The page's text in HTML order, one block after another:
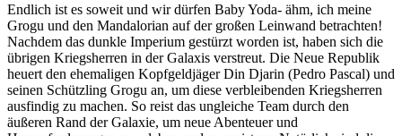
Endlich ist es soweit und wir dürfen Baby Yoda- ähm, ich meine
Grogu und den Mandalorian auf der großen Leinwand betrachten!
Nachdem das dunkle Imperium gestürzt worden ist, haben sich die
übrigen Kriegsherren in der Galaxis verstreut. Die Neue Republik
heuert den ehemaligen Kopfgeldjäger Din Djarin (Pedro Pascal) und
seinen Schützling Grogu an, um diese verbleibenden Kriegsherren
ausfindig zu machen. So reist das ungleiche Team durch den
äußeren Rand der Galaxie, um neue Abenteuer und